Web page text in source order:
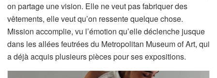
on partage une vision. Elle ne veut pas fabriquer des
vêtements, elle veut qu’on ressente quelque chose.
Mission accomplie, vu l’émotion qu’elle déclenche jusque
dans les allées feutrées du Metropolitan Museum of Art, qui
a déjà acquis plusieurs pièces pour ses expositions.